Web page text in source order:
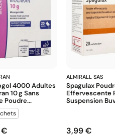
4000 Adultes
10 G Sans
Poudre...
€
ALMIRALL SAS
Spagulax
Effervescente
Suspension
Prix
3,99 €